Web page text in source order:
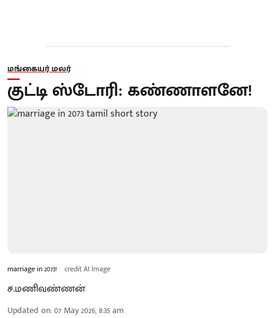
மங்கையர் மலர்
குட்டி ஸ்டோரி: கண்ணாளனே!
marriage in 2073! credit AI Image
ச.மணிவண்ணன்
Updated on:07 May 2026, 8:35 am